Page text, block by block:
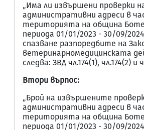
„Има ли извършени проверки
административни адреси в
територията на община
периода 01/01/2023 - 30/09/
спазване разпоредбите на
ветеринарномедицинската
следва: ЗВД чл.174(1), чл.174(2) и
Втори върпос:
„Брой на извършените
административни адреси в
територията на община
периода 01/01/2023 - 30/09/